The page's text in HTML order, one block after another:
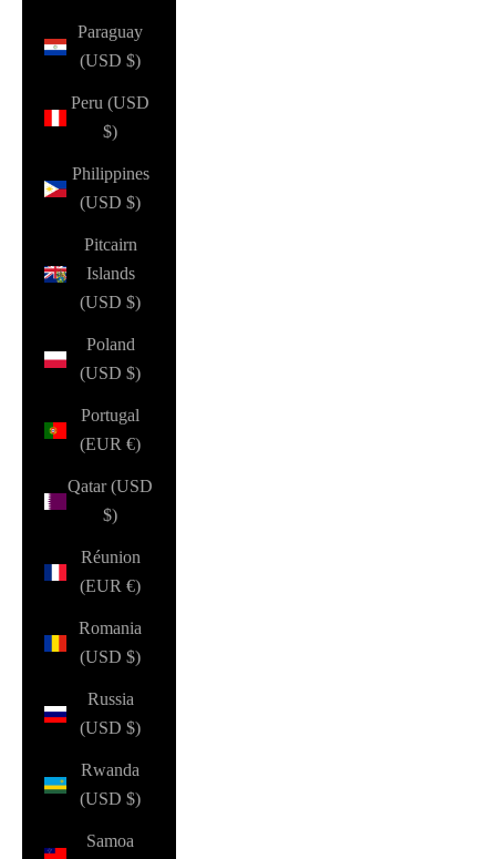
Paraguay
(USD $)
Peru (USD
$)
Philippines
(USD $)
Pitcairn
Islands
(USD $)
Poland
(USD $)
Portugal
(EUR €)
Qatar (USD
$)
Réunion
(EUR €)
Romania
(USD $)
Russia
(USD $)
Rwanda
(USD $)
Samoa